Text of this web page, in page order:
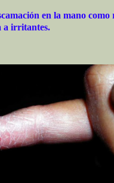
en la mano como
a irritantes.